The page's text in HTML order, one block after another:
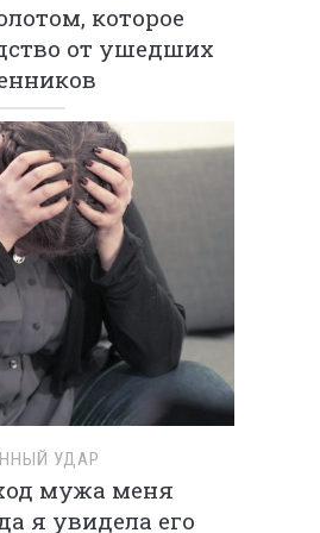
которое
от ушедших
УДАР
мужа меня
я увидела его